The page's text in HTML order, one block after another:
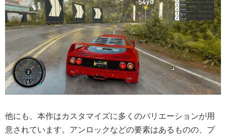
他にも、本作はカスタマイズに多くのバリエーションが用
意されています。アンロックなどの要素はあるものの、プ